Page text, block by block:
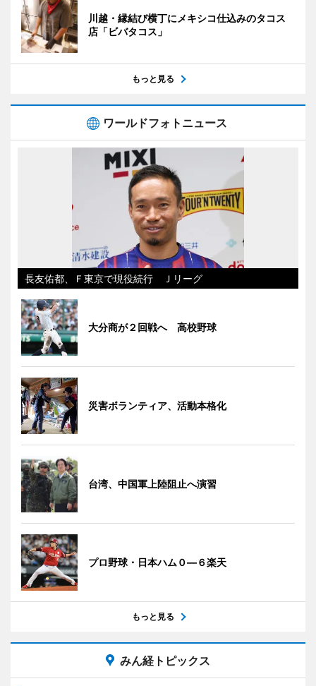
川越・縁結び横丁にメキシコ仕込みのタコス
店「ビバタコス」
もっと見る
ワールドフォトニュース
長友佑都、Ｆ東京で現役続行 Ｊリーグ
大分商が２回戦へ 高校野球
災害ボランティア、活動本格化
台湾、中国軍上陸阻止へ演習
プロ野球・日本ハム０―６楽天
もっと見る
みん経トピックス